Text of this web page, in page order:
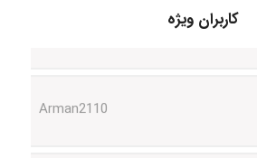
کاربران ویژه